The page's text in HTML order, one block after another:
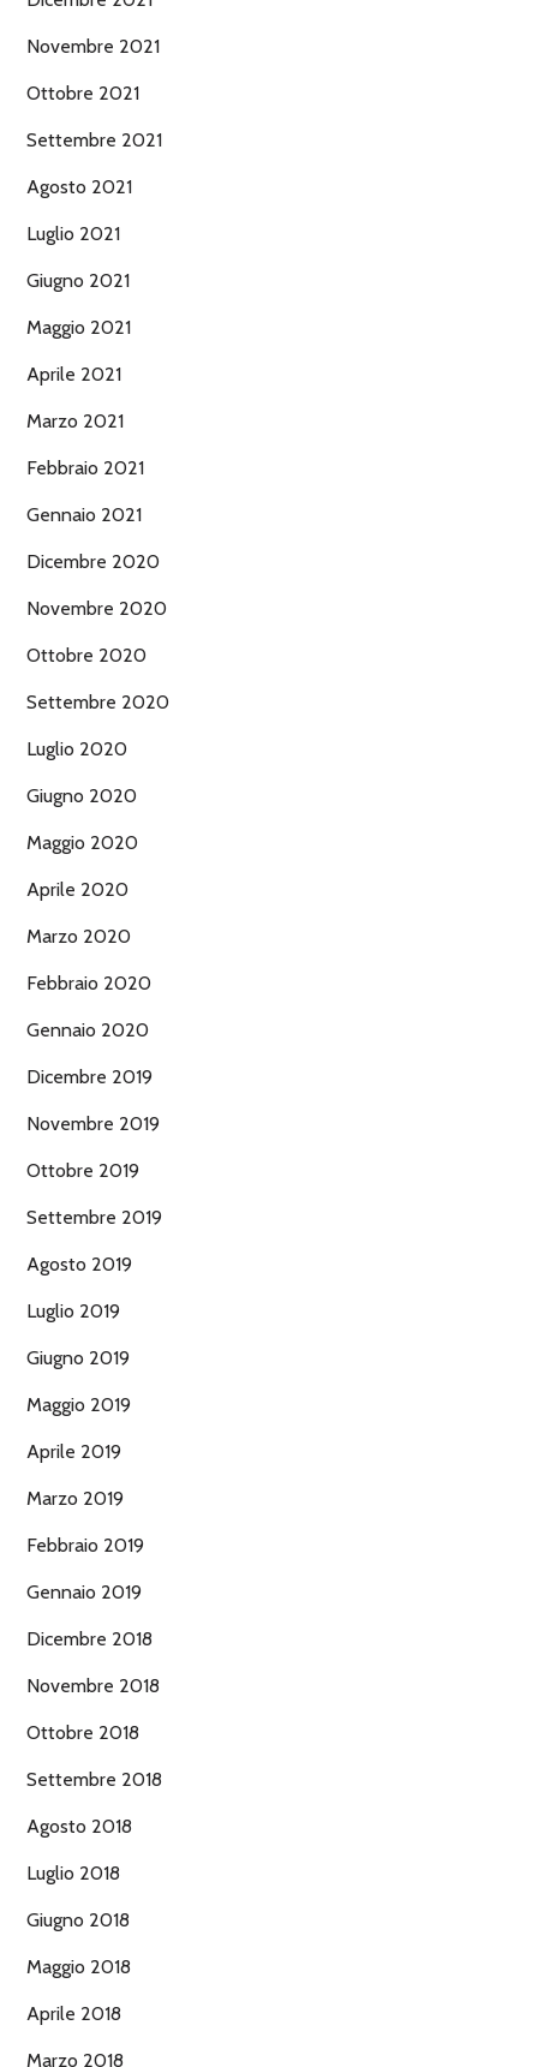
Novembre 2021
Ottobre 2021
Settembre 2021
Agosto 2021
Luglio 2021
Giugno 2021
Maggio 2021
Aprile 2021
Marzo 2021
Febbraio 2021
Gennaio 2021
Dicembre 2020
Novembre 2020
Ottobre 2020
Settembre 2020
Luglio 2020
Giugno 2020
Maggio 2020
Aprile 2020
Marzo 2020
Febbraio 2020
Gennaio 2020
Dicembre 2019
Novembre 2019
Ottobre 2019
Settembre 2019
Agosto 2019
Luglio 2019
Giugno 2019
Maggio 2019
Aprile 2019
Marzo 2019
Febbraio 2019
Gennaio 2019
Dicembre 2018
Novembre 2018
Ottobre 2018
Settembre 2018
Agosto 2018
Luglio 2018
Giugno 2018
Maggio 2018
Aprile 2018
Marzo 2018